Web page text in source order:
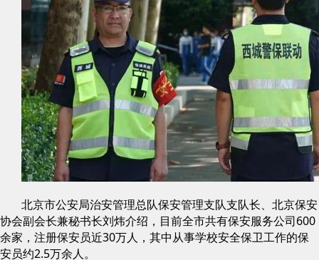
北京市公安局治安管理总队保安管理支队支队长、北京保安
协会副会长兼秘书长刘炜介绍，目前全市共有保安服务公司600
余家，注册保安员近30万人，其中从事学校安全保卫工作的保
安员约2.5万余人。